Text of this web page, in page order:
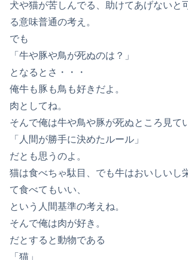
犬や猫が苦しんでる、助けてあげないと
る意味普通の考え。
でも
「牛や豚や鳥が死ぬのは？」
となるとさ・・・
俺牛も豚も鳥も好きだよ。
肉としてね。
そんで俺は牛や鳥や豚が死ぬところ見て
「人間が勝手に決めたルール」
だとも思うのよ。
猫は食べちゃ駄目、でも牛はおいしいし
て食べてもいい、
という人間基準の考えね。
そんで俺は肉が好き。
だとすると動物である
「猫」